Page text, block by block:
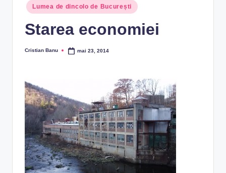
Posted
in
Lumea de dincolo de București
Starea economiei
Posted
Cristian Banu mai 23, 2014